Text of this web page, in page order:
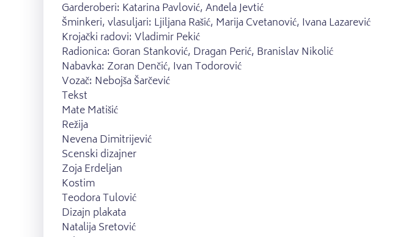
Garderoberi: Katarina Pavlović, Anđela Jevtić
Šminkeri, vlasuljari: Ljiljana Rašić, Marija Cvetanović, Ivana Lazarević
Krojački radovi: Vladimir Pekić
Radionica: Goran Stanković, Dragan Perić, Branislav Nikolić
Nabavka: Zoran Denčić, Ivan Todorović
Vozač: Nebojša Šarčević
Tekst
Mate Matišić
Režija
Nevena Dimitrijević
Scenski dizajner
Zoja Erdeljan
Kostim
Teodora Tulović
Dizajn plakata
Natalija Sretović